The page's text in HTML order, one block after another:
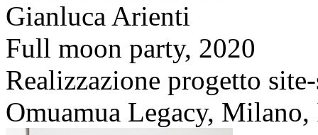
Gianluca Arienti
Full moon party, 2020
Realizzazione progetto
Omuamua Legacy,